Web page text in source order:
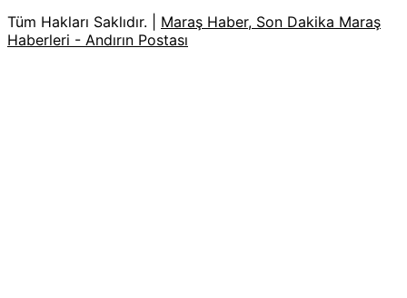
Tüm Hakları Saklıdır. | Maraş Haber, Son Dakika Maraş
Haberleri - Andırın Postası